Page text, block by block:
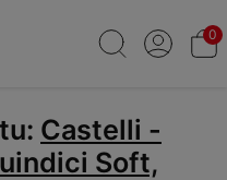
0
Castelli -
Soft,